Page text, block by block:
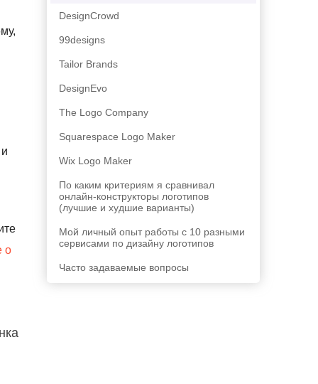
о
DesignCrowd
99designs
Tailor Brands
DesignEvo
The Logo Company
Squarespace Logo Maker
Wix Logo Maker
По каким критериям я сравнивал
онлайн-конструкторы логотипов
(лучшие и худшие варианты)
Мой личный опыт работы с 10 разными
сервисами по дизайну логотипов
Часто задаваемые вопросы